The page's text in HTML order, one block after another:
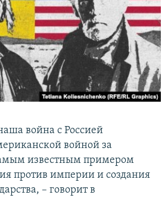
война с Россией
войной за
известным примером
против империи и создания
– говорит в